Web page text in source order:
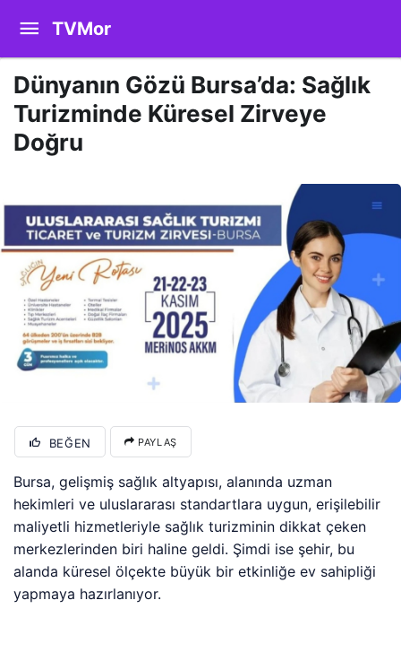
TVMor
Dünyanın Gözü Bursa’da: Sağlık
Turizminde Küresel Zirveye
Doğru
BEĞEN PAYLAŞ
Bursa, gelişmiş sağlık altyapısı, alanında uzman
hekimleri ve uluslararası standartlara uygun, erişilebilir
maliyetli hizmetleriyle sağlık turizminin dikkat çeken
merkezlerinden biri haline geldi. Şimdi ise şehir, bu
alanda küresel ölçekte büyük bir etkinliğe ev sahipliği
yapmaya hazırlanıyor.